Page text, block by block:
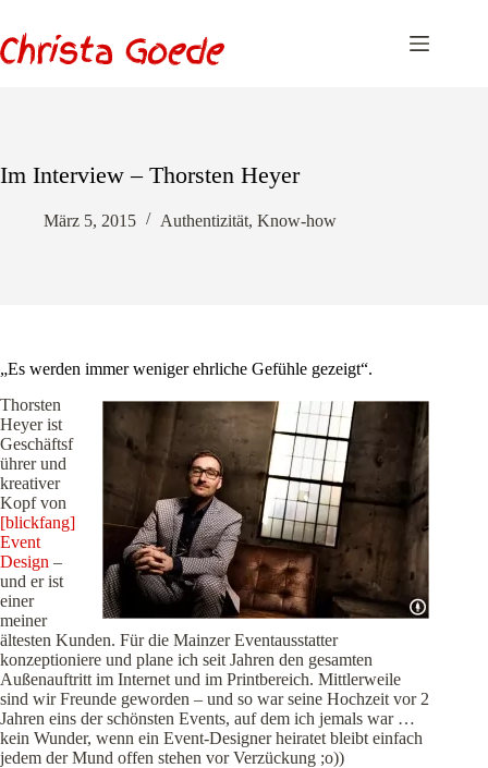
springen
Im Interview – Thorsten Heyer
März 5, 2015 Authentizität, Know-how
„Es werden immer weniger ehrliche Gefühle gezeigt“.
Thorsten
Heyer ist
Geschäftsf
ührer und
kreativer
Kopf von
[blickfang]
Event
Design –
und er ist
einer
meiner
ältesten Kunden. Für die Mainzer Eventausstatter
konzeptioniere und plane ich seit Jahren den gesamten
Außenauftritt im Internet und im Printbereich. Mittlerweile
sind wir Freunde geworden – und so war seine Hochzeit vor 2
Jahren eins der schönsten Events, auf dem ich jemals war …
kein Wunder, wenn ein Event-Designer heiratet bleibt einfach
jedem der Mund offen stehen vor Verzückung ;o))